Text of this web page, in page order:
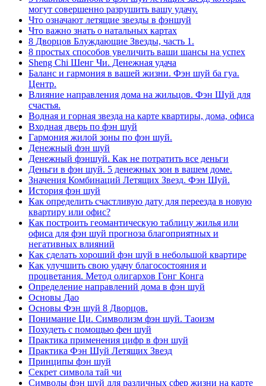
могут совершенно разрушить вашу удачу.
Что означают летящие звезды в фэншуй
Что важно знать о натальных картах
8 Дворцов Блуждающие Звезды, часть 1.
8 простых способов увеличить ваши шансы на успех
Sheng Chi Шенг Чи. Денежная удача
Баланс и гармония в вашей жизни. Фэн шуй ба гуа.
Центр.
Влияние направления дома на жильцов. Фэн Шуй для
счастья.
Водная и горная звезда на карте квартиры, дома, офиса
Входная дверь по фэн шуй
Гармония жилой зоны по фэн шуй.
Денежный фэн шуй
Денежный фэншуй. Как не потратить все деньги
Деньги в фэн шуй. 5 денежных зон в вашем доме.
Значения Комбинаций Летящих Звезд. Фэн Шуй.
История фэн шуй
Как определить счастливую дату для переезда в новую
квартиру или офис?
Как построить геомантическую таблицу жилья или
офиса для фэн шуй прогноза благоприятных и
негативных влияний
Как сделать хороший фэн шуй в небольшой квартире
Как улучшить свою удачу благосостояния и
процветания. Метод олигархов Гонг Конга
Определение направлений дома в фэн шуй
Основы Дао
Основы Фэн шуй 8 Дворцов.
Понимание Ци. Символизм фэн шуй. Таоизм
Похудеть с помощью фен шуй
Практика применения цифр в фэн шуй
Практика Фэн Шуй Летящих Звезд
Принципы фэн шуй
Секрет символа тай чи
Символы фэн шуй для различных сфер жизни на карте